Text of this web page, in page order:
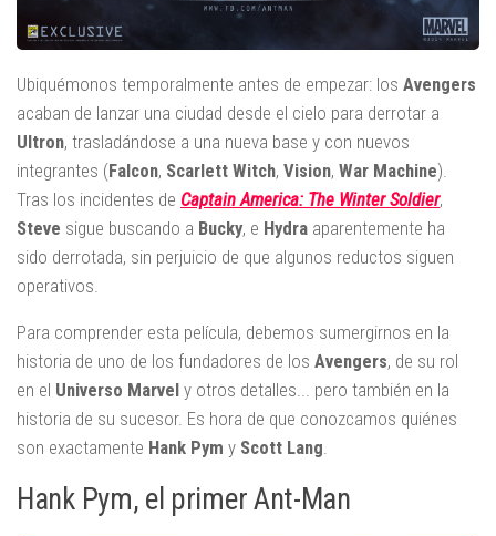
Ubiquémonos temporalmente antes de empezar: los Avengers
acaban de lanzar una ciudad desde el cielo para derrotar a
Ultron, trasladándose a una nueva base y con nuevos
integrantes (Falcon, Scarlett Witch, Vision, War Machine).
Tras los incidentes de Captain America: The Winter Soldier,
Steve sigue buscando a Bucky, e Hydra aparentemente ha
sido derrotada, sin perjuicio de que algunos reductos siguen
operativos.
Para comprender esta película, debemos sumergirnos en la
historia de uno de los fundadores de los Avengers, de su rol
en el Universo Marvel y otros detalles... pero también en la
historia de su sucesor. Es hora de que conozcamos quiénes
son exactamente Hank Pym y Scott Lang.
Hank Pym, el primer Ant-Man